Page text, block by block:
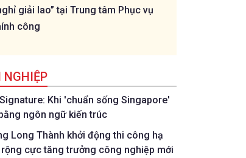
giải lao” tại Trung tâm Phục vụ
công
NGHIỆP
Khi 'chuẩn sống Singapore'
ngôn ngữ kiến trúc
Long Thành khởi động thi công hạ
cực tăng trưởng công nghiệp mới